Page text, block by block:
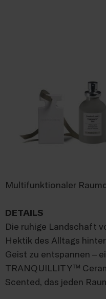
Multifunktionaler
DETAILS
Die ruhige Landschaft
Hektik des Alltags
Geist zu entspannen –
TRANQUILLITY™
Scented, das jeden